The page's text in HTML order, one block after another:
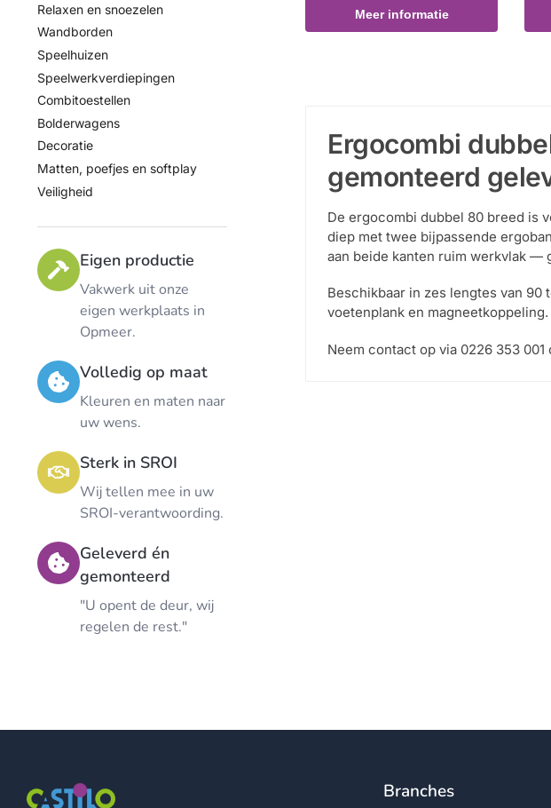
Meer informatie
Ergocombi
gemonteerd
De ergocombi dubbel 80 breed is
diep met twee bijpassende
aan beide kanten ruim werkvlak —
Beschikbaar in zes lengtes van
voetenplank en magneetkoppeling.
Neem contact op via 0226 353 001
Relaxen en snoezelen
Wandborden
Speelhuizen
Speelwerkverdiepingen
Combitoestellen
Bolderwagens
Decoratie
Matten, poefjes en softplay
Veiligheid
Eigen productie
Vakwerk uit onze
eigen werkplaats in
Opmeer.
Volledig op maat
Kleuren en maten naar
uw wens.
Sterk in SROI
Wij tellen mee in uw
SROI-verantwoording.
Geleverd én
gemonteerd
"U opent de deur, wij
regelen de rest."
Branches